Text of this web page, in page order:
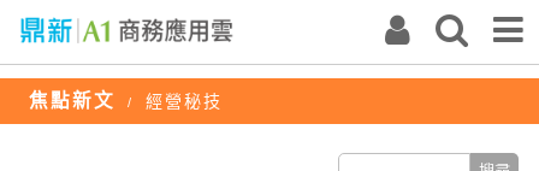
焦點新文 / 經營秘技